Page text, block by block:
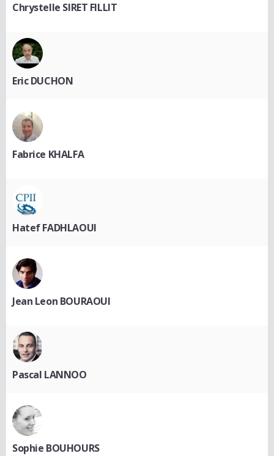
Chrystelle SIRET FILLIT
Eric DUCHON
Fabrice KHALFA
Hatef FADHLAOUI
Jean Leon BOURAOUI
Pascal LANNOO
Sophie BOUHOURS